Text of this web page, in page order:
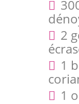
2
1
1